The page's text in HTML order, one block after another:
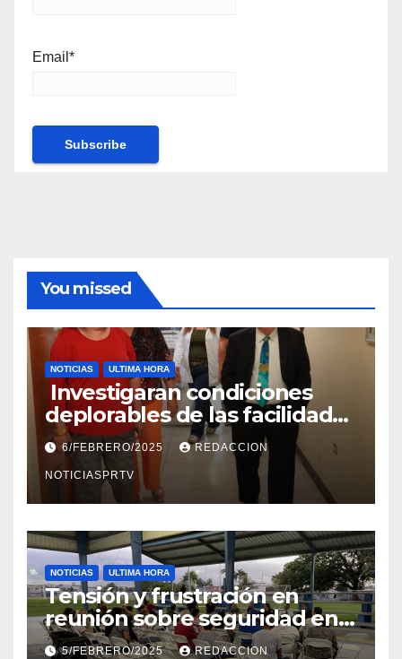
Email*
You missed
NOTICIAS ULTIMA HORA
Investigaran condiciones
deplorables de las facilidades
el Departamento de la Salud
en Mayagüez
6/FEBRERO/2025 REDACCION
NOTICIASPRTV
NOTICIAS ULTIMA HORA
Tensión y frustración en
reunión sobre seguridad en
Reparto Metropolitano
5/FEBRERO/2025 REDACCION